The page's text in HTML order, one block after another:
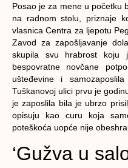
Posao je za mene u početku
na radnom stolu, priznaje
vlasnica Centra za ljepotu
Zavod za zapošljavanje
skupila svu hrabrost koju
bespovratne novčane
ušteđevine i
Tuškanovoj ulici prvu je
je zaposlila bila je ubrzo
opisuju kao curu koja
poteškoća uopće nije
‘Gužva u